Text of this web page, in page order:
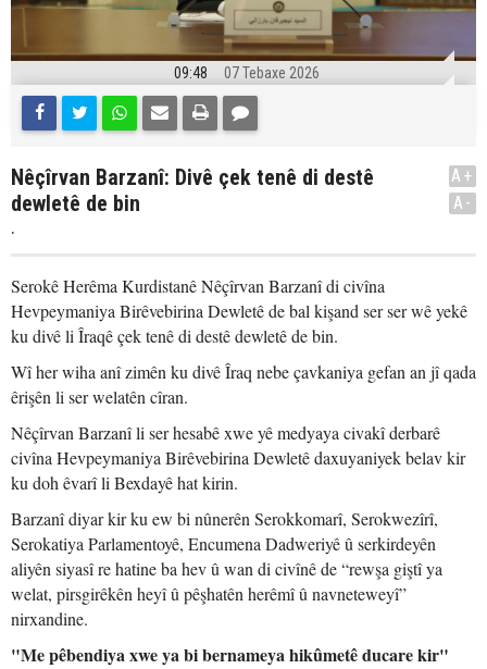
09:48 07 Tebaxe 2026
Nêçîrvan Barzanî: Divê çek tenê di destê
dewletê de bin
.
A+
A-
Serokê Herêma Kurdistanê Nêçîrvan Barzanî di civîna
Hevpeymaniya Birêvebirina Dewletê de bal kişand ser ser wê yekê
ku divê li Îraqê çek tenê di destê dewletê de bin.
Wî her wiha anî zimên ku divê Îraq nebe çavkaniya gefan an jî qada
êrişên li ser welatên cîran.
Nêçîrvan Barzanî li ser hesabê xwe yê medyaya civakî derbarê
civîna Hevpeymaniya Birêvebirina Dewletê daxuyaniyek belav kir
ku doh êvarî li Bexdayê hat kirin.
Barzanî diyar kir ku ew bi nûnerên Serokkomarî, Serokwezîrî,
Serokatiya Parlamentoyê, Encumena Dadweriyê û serkirdeyên
aliyên siyasî re hatine ba hev û wan di civînê de “rewşa giştî ya
welat, pirsgirêkên heyî û pêşhatên herêmî û navneteweyî”
nirxandine.
"Me pêbendiya xwe ya bi bernameya hikûmetê ducare kir"